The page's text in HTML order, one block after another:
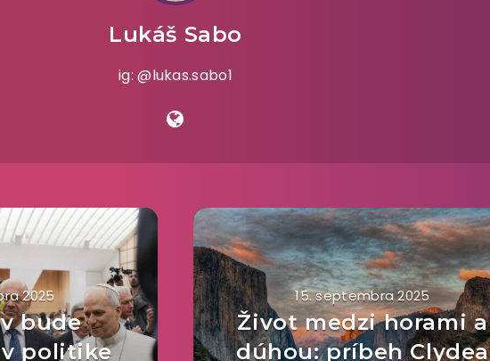
Lukáš Sabo
ig: @lukas.sabo1
2025
bude
politike
15. septembra 2025
Život medzi horami a
dúhou: príbeh Clydea